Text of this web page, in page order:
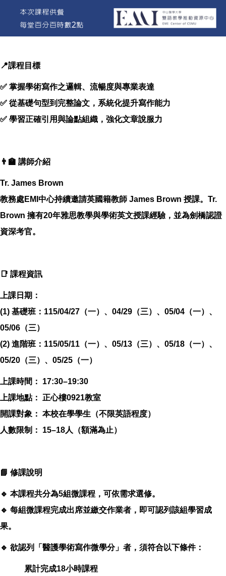
📍課程目標
✅ 掌握學術寫作之邏輯、流暢度與專業表達
✅ 從基礎句型到完整論文，系統化提升寫作能力
✅ 學習正確引用與論點組織，強化文章說服力
👨‍🏫 講師介紹
Tr. James Brown
教務處EMI中心持續邀請英國籍教師 James Brown 授課。Tr.
Brown 擁有20年雅思教學與學術英文授課經驗，並為劍橋認證
資深考官。
📑 課程資訊
上課日期：
(1) 基礎班：115/04/27（一）、04/29（三）、05/04（一）、
05/06（三）
(2) 進階班：115/05/11（一）、05/13（三）、05/18（一）、
05/20（三）、05/25（一）
上課時間： 17:30–19:30
上課地點： 正心樓0921教室
開課對象： 本校在學學生（不限英語程度）
人數限制： 15–18人（額滿為止）
📘 修課說明
🔹 本課程共分為5組微課程，可依需求選修。
🔹 每組微課程完成出席並繳交作業者，即可認列該組學習成
果。
🔹 欲認列「醫護學術寫作微學分」者，須符合以下條件：
累計完成18小時課程